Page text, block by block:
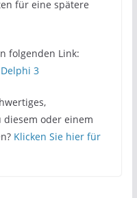
für eine spätere
folgenden Link:
3
oder einem
Klicken Sie hier für